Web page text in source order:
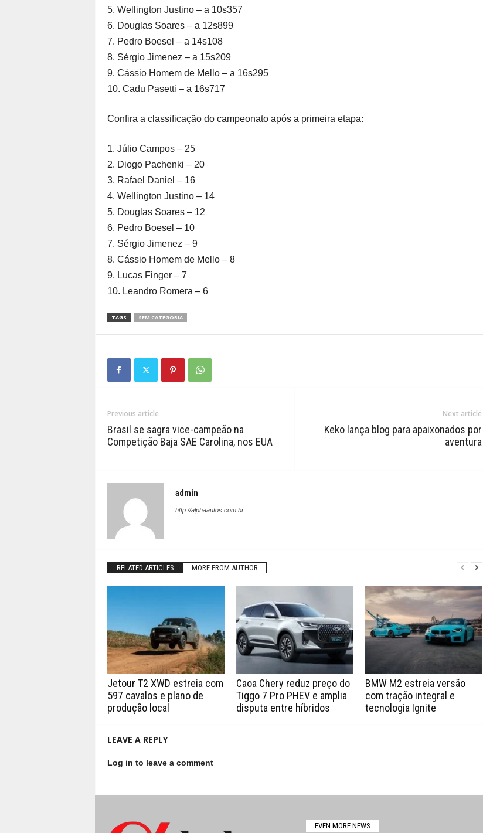
5. Wellington Justino – a 10s357
6. Douglas Soares – a 12s899
7. Pedro Boesel – a 14s108
8. Sérgio Jimenez – a 15s209
9. Cássio Homem de Mello – a 16s295
10. Cadu Pasetti – a 16s717
Confira a classificação do campeonato após a primeira etapa:
1. Júlio Campos – 25
2. Diogo Pachenki – 20
3. Rafael Daniel – 16
4. Wellington Justino – 14
5. Douglas Soares – 12
6. Pedro Boesel – 10
7. Sérgio Jimenez – 9
8. Cássio Homem de Mello – 8
9. Lucas Finger – 7
10. Leandro Romera – 6
TAGS SEM CATEGORIA
Previous article
Brasil se sagra vice-campeão na
Competição Baja SAE Carolina, nos EUA
Next article
Keko lança blog para apaixonados por
aventura
admin
http://alphaautos.com.br
RELATED ARTICLES MORE FROM AUTHOR
Jetour T2 XWD estreia com
597 cavalos e plano de
produção local
Caoa Chery reduz preço do
Tiggo 7 Pro PHEV e amplia
disputa entre híbridos
BMW M2 estreia versão
com tração integral e
tecnologia Ignite
LEAVE A REPLY
Log in to leave a comment
EVEN MORE NEWS